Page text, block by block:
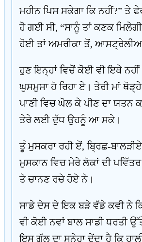
ਮਹੀਨ ਪਿਸ ਸਕੇਗਾ ਕਿ ਨਹੀਂ?” ਤੇ
ਹੋ ਗਈ ਸੀ, “ਸਾਨੂੰ ਤਾਂ ਕਣਕ
ਹੋਈ ਤਾਂ ਅਮਰੀਕਾ ਤੋਂ,
ਹੁਣ ਇਨ੍ਹਾਂ ਵਿਚੋਂ ਕੋਈ ਵੀ ਇਥੇ
ਘੁਸਮੁਸਾ ਹੋ ਰਿਹਾ ਏ। ਤੇਰੀ ਮਾਂ
ਪਾਣੀ ਵਿਚ ਘੋਲ ਕੇ ਪੀਣ ਦਾ ਯਤਨ
ਤੇਰੇ ਲਈ ਦੁੱਧ ਉਹਨੂੰ ਆ ਸਕੇ।
ਤੂੰ ਮੁਸਕਰਾ ਰਹੀ ਏਂ, ਬ੍ਰਿਛ-
ਮੁਸਕਾਨ ਵਿਚ ਮੇਰੇ ਲੋਕਾਂ ਦੀ
ਤੇ ਚਾਨਣ ਰਚੇ ਹੋਏ ਨੇ।
ਸਾਡੇ ਦੇਸ ਦੇ ਇਕ ਬੜੇ ਵੱਡੇ ਕਵੀ ਨੇ
ਵੀ ਕੋਈ ਨਵਾਂ ਬਾਲ ਸਾਡੀ ਧਰਤੀ
ਇਸ ਗੱਲ ਦਾ ਸੁਨੇਹਾ ਦੇਂਦਾ ਹੈ ਕਿ